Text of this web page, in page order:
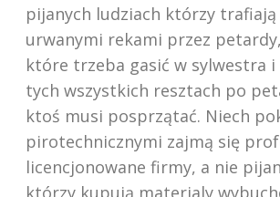
pijanych ludziach którzy trafiają
urwanymi rekami przez
które trzeba gasić w sylwestra
tych wszystkich resztach po
ktoś musi posprzątać. Niech
pirotechnicznymi zajmą się
licencjonowane firmy, a nie
którzy kupują materialy